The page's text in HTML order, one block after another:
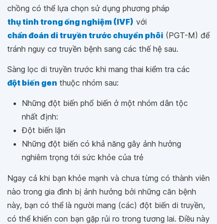
chồng có thể lựa chọn sử dụng phương pháp
thụ tinh trong ống nghiệm (IVF) với
chẩn đoán di truyền trước chuyển phôi (PGT-M) để
tránh nguy cơ truyền bệnh sang các thế hệ sau.
Sàng lọc di truyền trước khi mang thai kiểm tra các
đột biến gen thuộc nhóm sau:
Những đột biến phổ biến ở một nhóm dân tộc
nhất định:
Đột biến lặn
Những đột biến có khả năng gây ảnh hưởng
nghiêm trọng tới sức khỏe của trẻ
Ngay cả khi bạn khỏe mạnh và chưa từng có thành viên
nào trong gia đình bị ảnh hưởng bởi những căn bệnh
này, bạn có thể là người mang (các) đột biến di truyền,
có thể khiến con bạn gặp rủi ro trong tương lai. Điều này